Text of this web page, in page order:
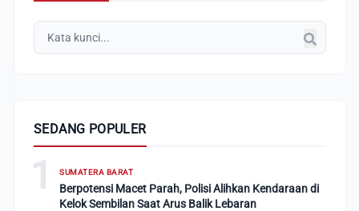
SEDANG POPULER
1 SUMATERA BARAT
Berpotensi Macet Parah, Polisi Alihkan Kendaraan di
Kelok Sembilan Saat Arus Balik Lebaran